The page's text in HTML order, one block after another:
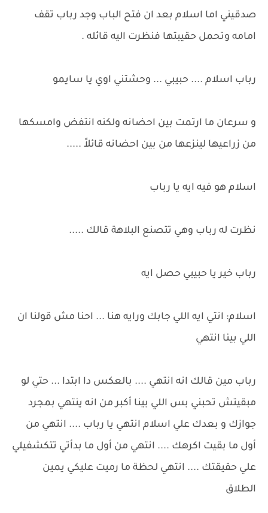
صدقيني اما اسلام بعد ان فتح الباب وجد رباب تقف
امامه وتحمل حقيبتها فنظرت اليه قائله .
رباب اسلام .... حبيبي ... وحشتني اوي يا سايمو
و سرعان ما ارتمت بين احضانه ولكنه انتفض وامسكها
من زراعيها لينزعها من بين احضانه قائلاً .....
اسلام هو فيه ايه يا رباب
نظرت له رباب وهي تتصنع البلاهة قالك .....
رباب خير يا حبيبي حصل ايه
اسلام: انتي ايه اللي جابك ورايه هنا ... احنا مش قولنا ان
اللي بينا انتهي
رباب مين قالك انه انتهي .... بالعكس دا ابتدا ... حتي لو
مبقيتش تحبني بس اللي بينا أكبر من انه ينتهي بمجرد
جوازك و بعدك علي اسلام انتهي يا رباب .... انتهي من
أول ما بقيت اكرهك .... انتهي من أول ما بدأتي تتكشفيلي
علي حقيقتك .... انتهي لحظة ما رميت عليكي يمين
الطلاق